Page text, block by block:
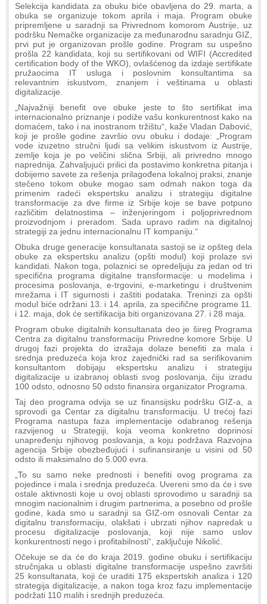
Selekcija kandidata za obuku biće obavljena do 29. marta, a
obuka se organizuje tokom aprila i maja. Program obuke
pripremljene u saradnji sa Privrednom komorom Austrije, uz
podršku Nemačke organizacije za međunarodnu saradnju GIZ,
prvi put je organizovan prošle godine. Program su uspešno
prošla 22 kandidata, koji su sertifikovani od WIFI (Accredited
certification body of the WKO), ovlašćenog da izdaje sertifikate
pružaocima IT usluga i poslovnim konsultantima sa
relevantnim iskustvom, znanjem i veštinama u oblasti
digitalizacije.
„Najvažniji benefit ove obuke jeste to što sertifikat ima
internacionalno priznanje i podiže vašu konkurentnost kako na
domaćem, tako i na inostranom tržištu“, kaže Vladan Dabović,
koji je prošle godine završio ovu obuku i dodaje: „Program
vode izuzetno stručni ljudi sa velikim iskustvom iz Austrije,
zemlje koja je po veličini slična Srbiji, ali privredno mnogo
naprednija. Zahvaljujući prilici da postavimo konkretna pitanja i
dobijemo savete za rešenja prilagođena lokalnoj praksi, znanje
stečeno tokom obuke mogao sam odmah nakon toga da
primenim radeći ekspertsku analizu i strategiju digitalne
transformacije za dve firme iz Srbije koje se bave potpuno
različitim delatnostima – inženjeringom i poljoprivrednom
proizvodnjom i preradom. Sada upravo radim na digitalnoj
strategiji za jednu internacionalnu IT kompaniju.“
Obuka druge generacije konsultanata sastoji se iz opšteg dela
obuke za ekspertsku analizu (opšti modul) koji prolaze svi
kandidati. Nakon toga, polaznici se opredeljuju za jedan od tri
specifična programa digitalne transformacije: u modelima i
procesima poslovanja, e-trgovini, e-marketingu i društvenim
mrežama i IT sigurnosti i zaštiti podataka. Treninzi za opšti
modul biće održani 13. i 14. aprila, za specifične programe 11.
i 12. maja, dok će sertifikacija biti organizovana 27. i 28 maja.
Program obuke digitalnih konsultanata deo je šireg Programa
Centra za digitalnu transformaciju Privredne komore Srbije. U
drugoj fazi projekta do izražaja dolaze benefiti za mala i
srednja preduzeća koja kroz zajednički rad sa serifikovanim
konsultantom dobijaju ekspertsku analizu i strategiju
digitalizacije u izabranoj oblasti svog poslovanja, čiju izradu
100 odsto, odnosno 50 odsto finansira organizator Programa.
Taj deo programa odvija se uz finansijsku podršku GIZ-a, a
sprovodi ga Centar za digitalnu transformaciju. U trećoj fazi
Programa nastupa faza implementacije odabranog rešenja
razvijenog u Strategiji, koja veoma konkretno doprinosi
unapređenju njihovog poslovanja, a koju podržava Razvojna
agencija Srbije obezbeđujući i sufinansiranje u visini od 50
odsto ili maksimalno do 5.000 evra.
„To su samo neke prednosti i benefiti ovog programa za
pojedince i mala i srednja preduzeća. Uvereni smo da će i sve
ostale aktivnosti koje u ovoj oblasti sprovodimo u saradnji sa
mnogim nacionalnim i drugim partnerima, a posebno od prošle
godine, kada smo u saradnji sa GIZ-om osnovali Centar za
digitalnu transformaciju, olakšati i ubrzati njihov napredak u
procesu digitalizacije poslovanja, koji nije samo uslov
konkurentnosti nego i profitabilnosti“, zaključuje Nikolić.
Očekuje se da će do kraja 2019. godine obuku i sertifikaciju
stručnjaka u oblasti digitalne transformacije uspešno završiti
25 konsultanata, koji će uraditi 175 ekspertskih analiza i 120
strategija digitalizacije, a nakon toga kroz fazu implementacije
podržati 110 malih i srednjih preduzeća.